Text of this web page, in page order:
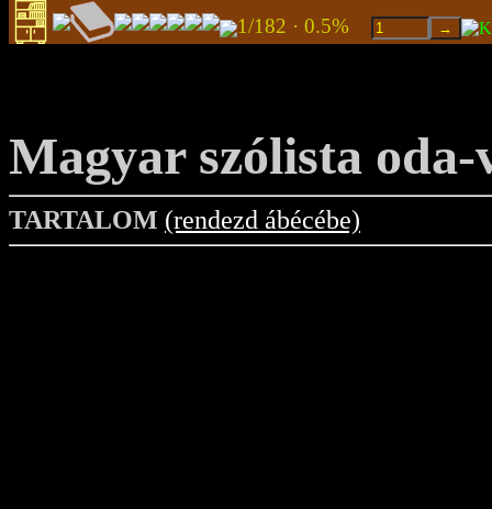
1/182 · 0.5%
Magyar szólista oda-
TARTALOM (rendezd ábécébe)